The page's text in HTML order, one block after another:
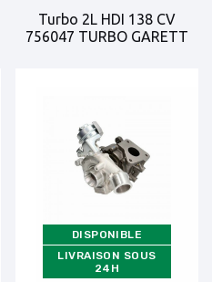
Turbo 2L HDI 138 CV
756047 TURBO GARETT
DISPONIBLE
LIVRAISON SOUS
24H